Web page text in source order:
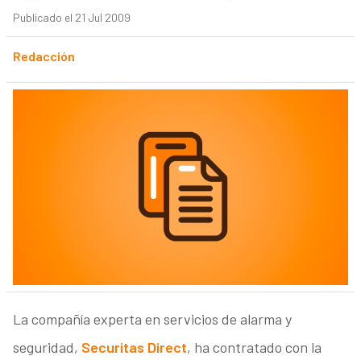
Publicado el 21 Jul 2009
Redacción
La compañía experta en servicios de alarma y
seguridad, Securitas Direct, ha contratado con la